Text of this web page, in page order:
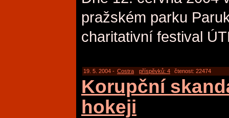
pražském parku
charitativní festival
19. 5. 2004 - Costra příspěvků: 4 čtenost: 22474
Korupční
hokeji